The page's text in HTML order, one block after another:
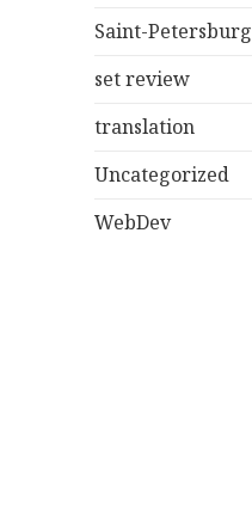
Saint-Petersburg
set review
translation
Uncategorized
WebDev